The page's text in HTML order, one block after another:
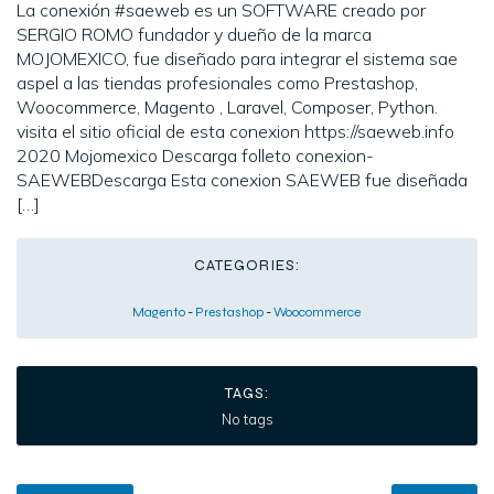
La conexión #saeweb es un SOFTWARE creado por
SERGIO ROMO fundador y dueño de la marca
MOJOMEXICO, fue diseñado para integrar el sistema sae
aspel a las tiendas profesionales como Prestashop,
Woocommerce, Magento , Laravel, Composer, Python.
visita el sitio oficial de esta conexion https://saeweb.info
2020 Mojomexico Descarga folleto conexion-
SAEWEBDescarga Esta conexion SAEWEB fue diseñada
[…]
CATEGORIES:
Magento - Prestashop -Woocommerce
TAGS:
No tags